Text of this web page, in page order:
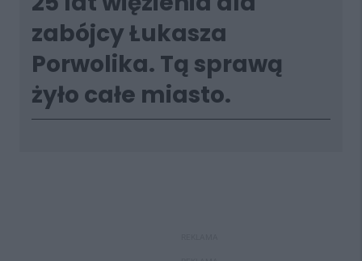
zabójcy Łukasza
Porwolika. Tą sprawą
żyło całe miasto.